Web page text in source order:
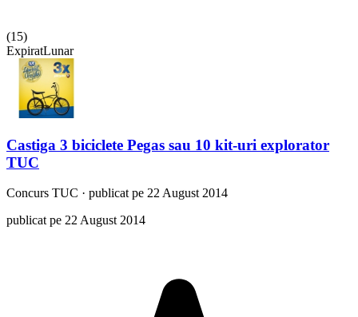
(15)
ExpiratLunar
Castiga 3 biciclete Pegas sau 10 kit-uri explorator
TUC
Concurs TUC · publicat pe 22 August 2014
publicat pe 22 August 2014